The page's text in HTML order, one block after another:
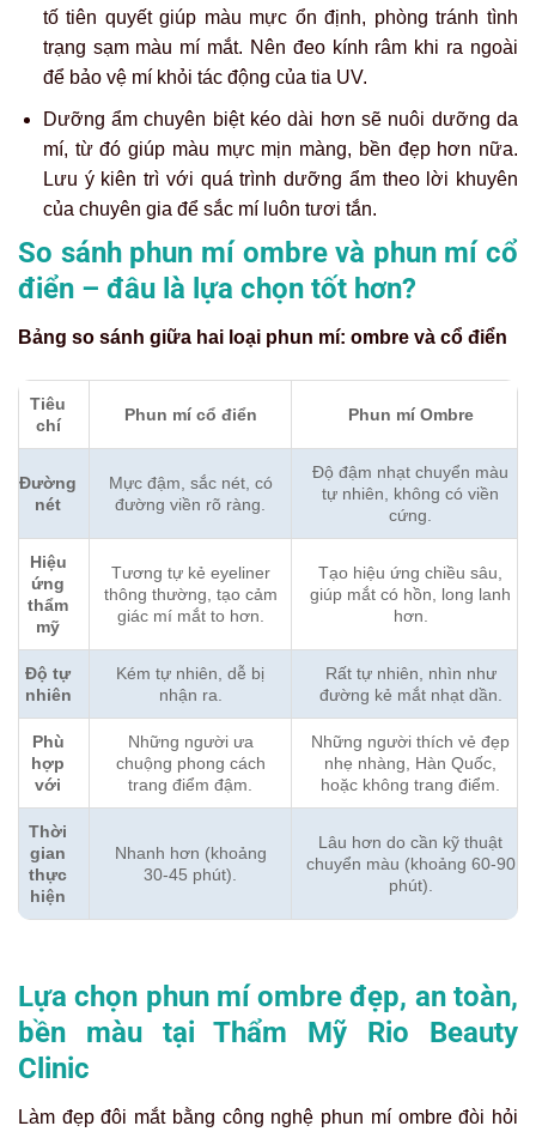
tố tiên quyết giúp màu mực ổn định, phòng tránh tình
trạng sạm màu mí mắt. Nên đeo kính râm khi ra ngoài
để bảo vệ mí khỏi tác động của tia UV.
Dưỡng ẩm chuyên biệt kéo dài hơn sẽ nuôi dưỡng da
mí, từ đó giúp màu mực mịn màng, bền đẹp hơn nữa.
Lưu ý kiên trì với quá trình dưỡng ẩm theo lời khuyên
của chuyên gia để sắc mí luôn tươi tắn.
So sánh phun mí ombre và phun mí cổ
điển – đâu là lựa chọn tốt hơn?
Bảng so sánh giữa hai loại phun mí: ombre và cổ điển
Tiêu
chí
Phun mí cổ điển Phun mí Ombre
Đường
nét
Mực đậm, sắc nét, có
đường viền rõ ràng.
Độ đậm nhạt chuyển màu
tự nhiên, không có viền
cứng.
Hiệu
ứng
thẩm
mỹ
Tương tự kẻ eyeliner
thông thường, tạo cảm
giác mí mắt to hơn.
Tạo hiệu ứng chiều sâu,
giúp mắt có hồn, long lanh
hơn.
Độ tự
nhiên
Kém tự nhiên, dễ bị
nhận ra.
Rất tự nhiên, nhìn như
đường kẻ mắt nhạt dần.
Phù
hợp
với
Những người ưa
chuộng phong cách
trang điểm đậm.
Những người thích vẻ đẹp
nhẹ nhàng, Hàn Quốc,
hoặc không trang điểm.
Thời
gian
thực
hiện
Nhanh hơn (khoảng
30-45 phút).
Lâu hơn do cần kỹ thuật
chuyển màu (khoảng 60-90
phút).
Lựa chọn phun mí ombre đẹp, an toàn,
bền màu tại Thẩm Mỹ Rio Beauty
Clinic
Làm đẹp đôi mắt bằng công nghệ phun mí ombre đòi hỏi